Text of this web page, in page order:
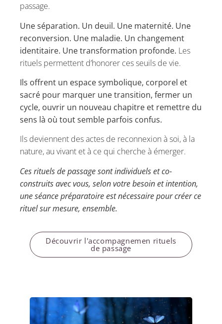
passage.
Une séparation. Un deuil. Une maternité. Une
reconversion. Une maladie. Un changement
identitaire. Une transformation profonde. Les
rituels permettent d’honorer ces seuils de vie.
Ils offrent un espace symbolique, corporel et
sacré pour marquer une transition, fermer un
cycle, ouvrir un nouveau chapitre et remettre du
sens là où tout semble parfois confus.
Ils deviennent des actes de reconnexion à soi, à la
nature, au vivant et à ce qui cherche à émerger.
Ces rituels de passage sont individuels et co-
construits avec vous, selon votre besoin et intention,
une séance préparatoire est nécessaire pour créer ce
rituel sur mesure, ensemble.
Découvrir l'accompagnemen rituels
de passage